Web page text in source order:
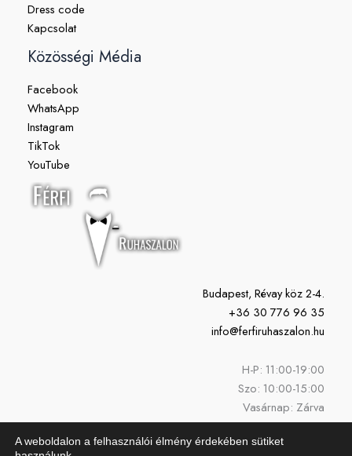
Dress code
Kapcsolat
Közösségi Média
Facebook
WhatsApp
Instagram
TikTok
YouTube
Budapest, Révay köz 2-4.
+36 30 776 96 35
info@ferfiruhaszalon.hu
H-P: 11:00-19:00
Szo: 10:00-15:00
Vasárnap: Zárva
A weboldalon a felhasználói élmény érdekében sütiket